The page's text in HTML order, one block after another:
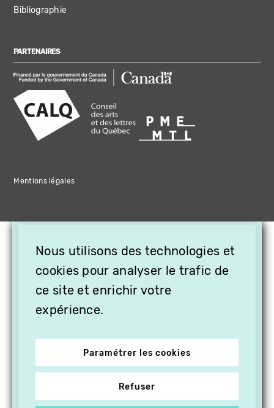
Bibliographie
PARTENAIRES
Mentions légales
Nous utilisons des technologies et
cookies pour analyser le trafic de
ce site et enrichir votre
expérience.
Paramétrer les cookies
Refuser
OFFREZ LA VIDÉO EN
CADEAU, ABONNEZ VOS
PROCHES À VITHÈQUE !